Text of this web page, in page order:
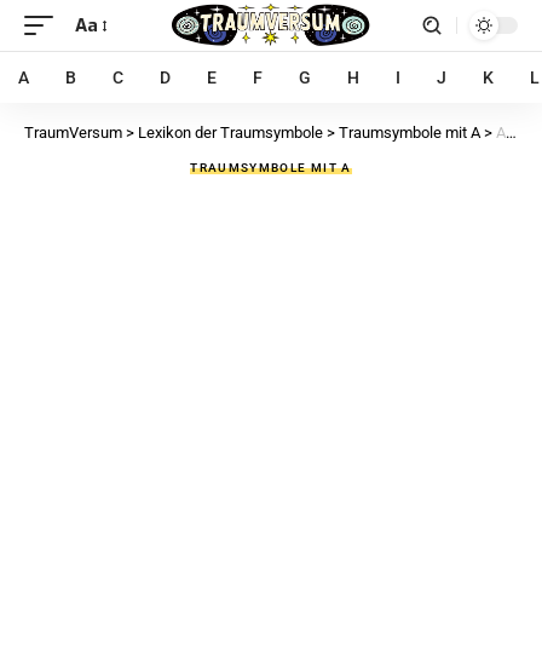
Aa
A B C D E F G H I J K L
TraumVersum > Lexikon der Traumsymbole > Traumsymbole mit A> Anatomie im Traum – 27 Bedeutungen und Interpretationen der Anatomie
TRAUMSYMBOLE MIT A